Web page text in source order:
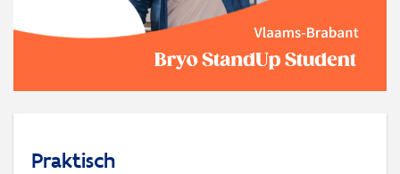
Praktisch